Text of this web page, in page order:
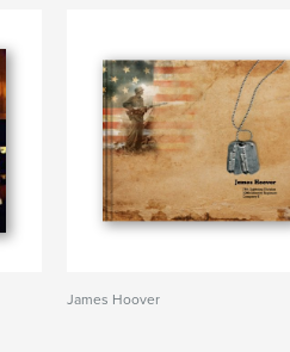
James Hoover